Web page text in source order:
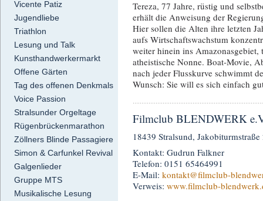
Vicente Patiz
Jugendliebe
Triathlon
Lesung und Talk
Kunsthandwerkermarkt
Offene Gärten
Tag des offenen Denkmals
Voice Passion
Stralsunder Orgeltage
Rügenbrückenmarathon
Zöllners Blinde Passagiere
Simon & Carfunkel Revival
Galgenlieder
Gruppe MTS
Musikalische Lesung
Tereza, 77 Jahre, rüstig und
erhält die Anweisung der
Hier sollen die Alten ihre letzten
aufs Wirtschaftswachstum
weiter hinein ins
atheistische Nonne. Boat-Movie,
nach jeder Flusskurve schwimmt
Wunsch: Sie will es sich einfach
Filmclub BLENDWERK
18439 Stralsund,
Kontakt: Gudrun Falkner
Telefon: 0151 65464991
E-Mail: kontakt@filmclub-
Verweis: www.filmclub-